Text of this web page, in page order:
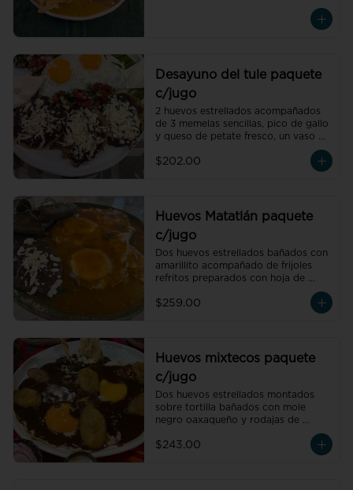
café americano 300 ml orgánico de
pluma hidalgo, oaxaca, un pan dulce
chilaquiles.
Desayuno del tule paquete
c/jugo
2 huevos estrellados acompañados
de 3 memelas sencillas, pico de gallo
y queso de petate fresco, un vaso de
jugo de temporada natural de 250
ml y un café americano 300 ml
orgánico de pluma hidalgo, oaxaca,
$202.00
Huevos Matatlán paquete
c/jugo
Dos huevos estrellados bañados con
amarillito acompañado de frijoles
refritos preparados con hoja de
pollo con amarillito, un vaso de jugo
dulce mini y un bolillo mini, un pan
dulce mini y un bolillo mini.
$259.00
Huevos mixtecos paquete
c/jugo
Dos huevos estrellados montados
sobre tortilla bañados con mole
negro oaxaqueño y rodajas de
frijoles refritos preparados con hoja
$243.00